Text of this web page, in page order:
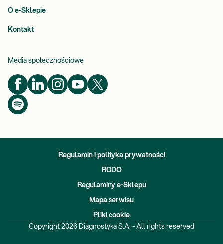
O e-Sklepie
Kontakt
Media społecznościowe
Regulamin i polityka prywatności
RODO
Regulaminy e-Sklepu
Mapa serwisu
Pliki cookie
Copyright 2026 Diagnostyka S.A. - All rights reserved